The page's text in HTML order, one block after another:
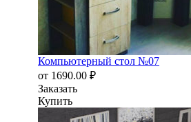
Компьютерный стол №07
от 1690.00 ₽
Заказать
Купить